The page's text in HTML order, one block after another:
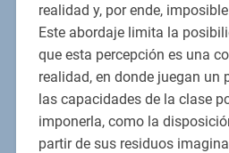
realidad y, por ende,
Este abordaje limita la
que esta percepción es una
realidad, en donde juegan un
las capacidades de la clase
imponerla, como la
partir de sus residuos